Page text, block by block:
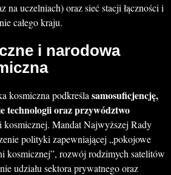
na uczelniach) oraz sieć stacji łączności i
całego kraju.
i narodowa
kosmiczna podkreśla samosuficjencję,
technologii oraz przywództwo
kosmicznej. Mandat Najwyższej Rady
polityki zapewniającej „pokojowe
kosmicznej”, rozwój rodzimych satelitów
udziału sektora prywatnego oraz